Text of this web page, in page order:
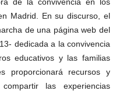
Madrid. En su discurso, el
de una página web del
dedicada a la convivencia
educativos y las familias
proporcionará recursos y
las experiencias